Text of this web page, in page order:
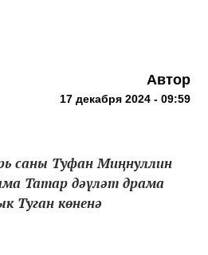
Автор
17 декабря 2024 - 09:59
саны Туфан Миңнуллин
Татар дәүләт драма
Туган көненә